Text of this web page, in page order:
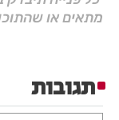
מתאים או
תגובות